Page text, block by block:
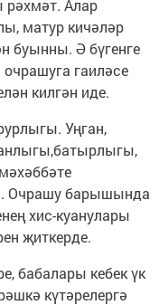
Алар
матур кичәләр
буынны. Ә бүгенге
гаиләсе
килгән иде.
Уңган,
Очрашу барышында
хис-куанулары
җиткерде.
бабалары кебек үк
күтәрелергә